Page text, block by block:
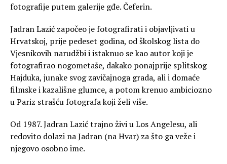
fotografije putem galerije gđe. Čeferin.
Jadran Lazić započeo je fotografirati i objavljivati u
Hrvatskoj, prije pedeset godina, od školskog lista do
Vjesnikovih narudžbi i istaknuo se kao autor koji je
fotografirao nogometaše, dakako ponajprije splitskog
Hajduka, junake svog zavičajnoga grada, ali i domaće
filmske i kazališne glumce, a potom krenuo ambiciozno
u Pariz strašću fotografa koji želi više.
Od 1987. Jadran Lazić trajno živi u Los Angelesu, ali
redovito dolazi na Jadran (na Hvar) za što ga veže i
njegovo osobno ime.